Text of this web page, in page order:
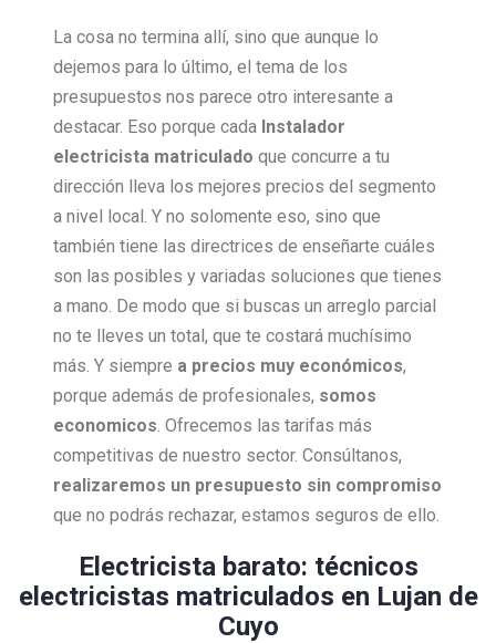
La cosa no termina allí, sino que aunque lo
dejemos para lo último, el tema de los
presupuestos nos parece otro interesante a
destacar. Eso porque cada Instalador
electricista matriculado que concurre a tu
dirección lleva los mejores precios del segmento
a nivel local. Y no solomente eso, sino que
también tiene las directrices de enseñarte cuáles
son las posibles y variadas soluciones que tienes
a mano. De modo que si buscas un arreglo parcial
no te lleves un total, que te costará muchísimo
más. Y siempre a precios muy económicos,
porque además de profesionales, somos
economicos . Ofrecemos las tarifas más
competitivas de nuestro sector. Consúltanos,
realizaremos un presupuesto sin compromiso
que no podrás rechazar, estamos seguros de ello.
Electricista barato: técnicos
electricistas matriculados en Lujan de
Cuyo